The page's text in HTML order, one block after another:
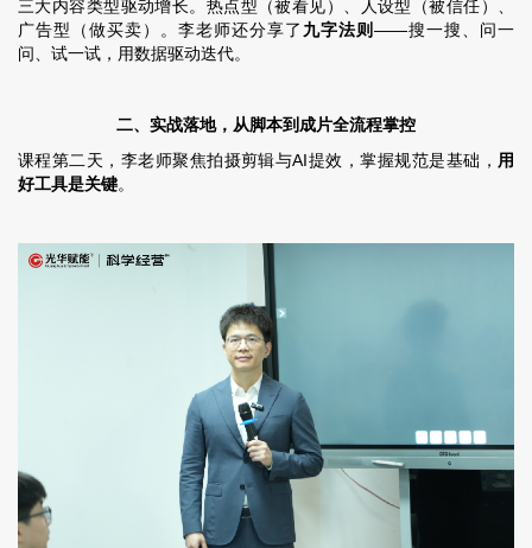
三大内容类型驱动增长。热点型（被看见）、人设型（被信任）、
广告型（做买卖）。李老师还分享了 九字法则 ——搜一搜、问一
问、试一试，用数据驱动迭代。
二、实战落地，从脚本到成片全流程掌控
课程第二天，李老师聚焦拍摄剪辑与AI提效，掌握规范是基础， 用
好工具是关键。